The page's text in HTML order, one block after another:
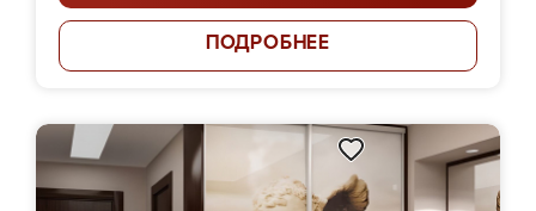
ПОДРОБНЕЕ